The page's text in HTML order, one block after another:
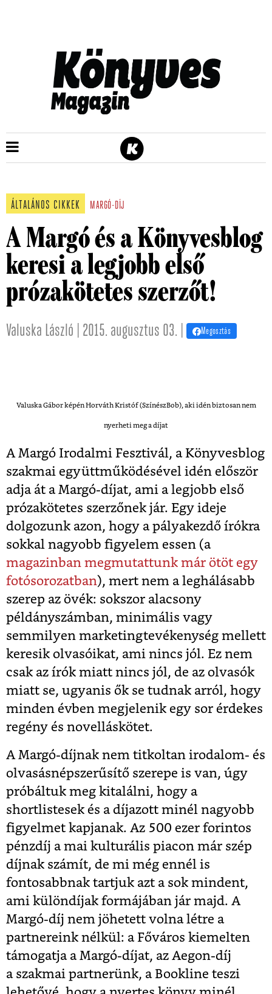
ÁLTALÁNOS CIKKEK MARGÓ-DÍJ
A Margó és a Könyvesblog
keresi a legjobb első
prózakötetes szerzőt!
Valuska László | 2015. augusztus 03. | Megosztás
Valuska Gábor képén Horváth Kristóf (SzínészBob), aki idén biztosan nem
nyerheti meg a díjat
A Margó Irodalmi Fesztivál, a Könyvesblog
szakmai együttműködésével idén először
adja át a Margó-díjat, ami a legjobb első
prózakötetes szerzőnek jár. Egy ideje
dolgozunk azon, hogy a pályakezdő írókra
sokkal nagyobb figyelem essen (a
magazinban megmutattunk már ötöt egy
fotósorozatban), mert nem a leghálásabb
szerep az övék: sokszor alacsony
példányszámban, minimális vagy
semmilyen marketingtevékenység mellett
keresik olvasóikat, ami nincs jól. Ez nem
csak az írók miatt nincs jól, de az olvasók
miatt se, ugyanis ők se tudnak arról, hogy
minden évben megjelenik egy sor érdekes
regény és novelláskötet.
A Margó-díjnak nem titkoltan irodalom- és
olvasásnépszerűsítő szerepe is van, úgy
próbáltuk meg kitalálni, hogy a
shortlistesek és a díjazott minél nagyobb
figyelmet kapjanak. Az 500 ezer forintos
pénzdíj a mai kulturális piacon már szép
díjnak számít, de mi még ennél is
fontosabbnak tartjuk azt a sok mindent,
ami különdíjak formájában jár majd. A
Margó-díj nem jöhetett volna létre a
partnereink nélkül: a Főváros kiemelten
támogatja a Margó-díjat, az Aegon-díj
a szakmai partnerünk, a Bookline teszi